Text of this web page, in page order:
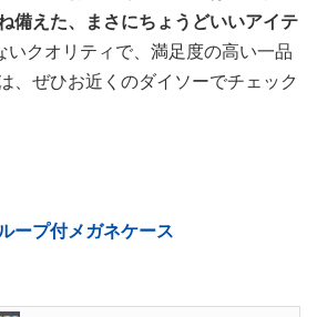
備えた、まさにちょうどいいアイテ
いクオリティで、満足度の高い一品
、ぜひお近くのダイソーでチェック
ープ付メガネケース